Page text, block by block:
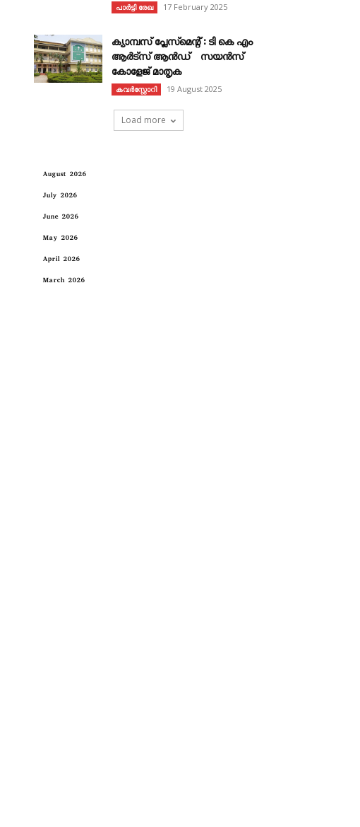
പാർട്ടി രേഖ 17 February 2025
ക്യാമ്പസ് പ്ലേസ്മെന്റ് : ടി കെ എം
ആർട്സ് ആൻഡ് സയൻസ്
കോളേജ് മാതൃക
കവര്‍സ്റ്റോറി 19 August 2025
Load more
August 2026
July 2026
June 2026
May 2026
April 2026
March 2026